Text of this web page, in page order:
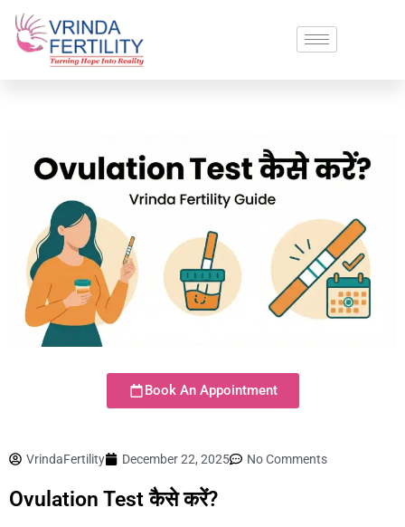
Book An Appointment
VrindaFertility December 22, 2025 No Comments
Ovulation Test कैसे करें?